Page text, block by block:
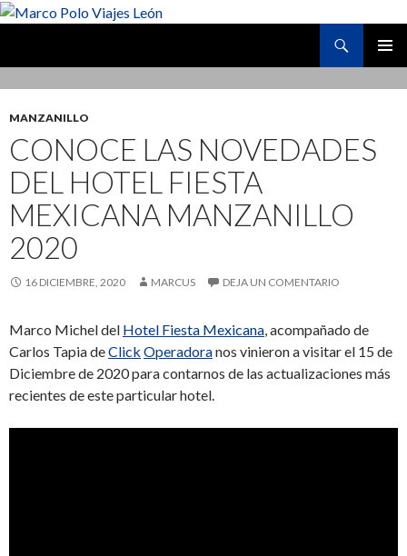
MANZANILLO
CONOCE LAS NOVEDADES
DEL HOTEL FIESTA
MEXICANA MANZANILLO
2020
16 DICIEMBRE, 2020 MARCUS DEJA UN COMENTARIO
Marco Michel del Hotel Fiesta Mexicana, acompañado de
Carlos Tapia deClick Operadoranos vinieron a visitar el 15 de
Diciembre de 2020 para contarnos de las actualizaciones más
recientes de este particular hotel.